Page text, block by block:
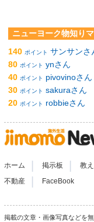
ニューヨーク物知り
140 ポイント サンサンさ
80 ポイント ynさん
40 ポイント
pivovinoさん
30 ポイント sakuraさん
20 ポイント robbieさん
ホーム 掲示板 教
不動産 FaceBook
掲載の文章・画像写真などを